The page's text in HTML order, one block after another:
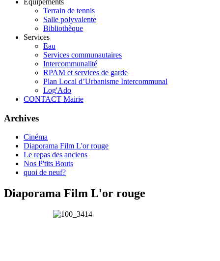
Terrain de tennis
Salle polyvalente
Bibliothèque
Services
Eau
Services communautaires
Intercommunalité
RPAM et services de garde
Plan Local d’Urbanisme Intercommunal
Log'Ado
CONTACT Mairie
Archives
Cinéma
Diaporama Film L'or rouge
Le repas des anciens
Nos P'tits Bouts
quoi de neuf?
Diaporama Film L'or rouge